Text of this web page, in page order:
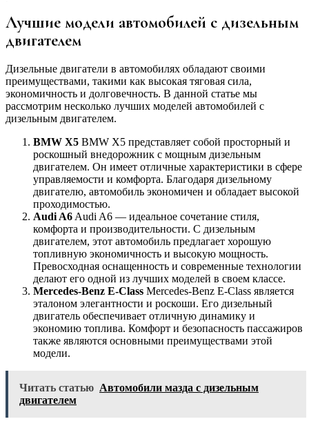
Лучшие модели автомобилей с дизельным
двигателем
Дизельные двигатели в автомобилях обладают своими
преимуществами, такими как высокая тяговая сила,
экономичность и долговечность. В данной статье мы
рассмотрим несколько лучших моделей автомобилей с
дизельным двигателем.
BMW X5 BMW X5 представляет собой просторный и
роскошный внедорожник с мощным дизельным
двигателем. Он имеет отличные характеристики в сфере
управляемости и комфорта. Благодаря дизельному
двигателю, автомобиль экономичен и обладает высокой
проходимостью.
Audi A6Audi A6 — идеальное сочетание стиля,
комфорта и производительности. С дизельным
двигателем, этот автомобиль предлагает хорошую
топливную экономичность и высокую мощность.
Превосходная оснащенность и современные технологии
делают его одной из лучших моделей в своем классе.
Mercedes-Benz E-Class Mercedes-Benz E-Class является
эталоном элегантности и роскоши. Его дизельный
двигатель обеспечивает отличную динамику и
экономию топлива. Комфорт и безопасность пассажиров
также являются основными преимуществами этой
модели.
Читать статью Автомобили мазда с дизельным
двигателем